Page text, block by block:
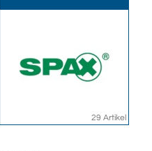
29 Artikel